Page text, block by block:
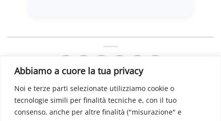
Abbiamo a cuore la tua privacy
Noi e terze parti selezionate utilizziamo cookie o
tecnologie simili per finalità tecniche e, con il tuo
consenso, anche per altre finalità ("misurazione" e
Neuromed Spine School
4th Ed
Memorial Cantore 10th